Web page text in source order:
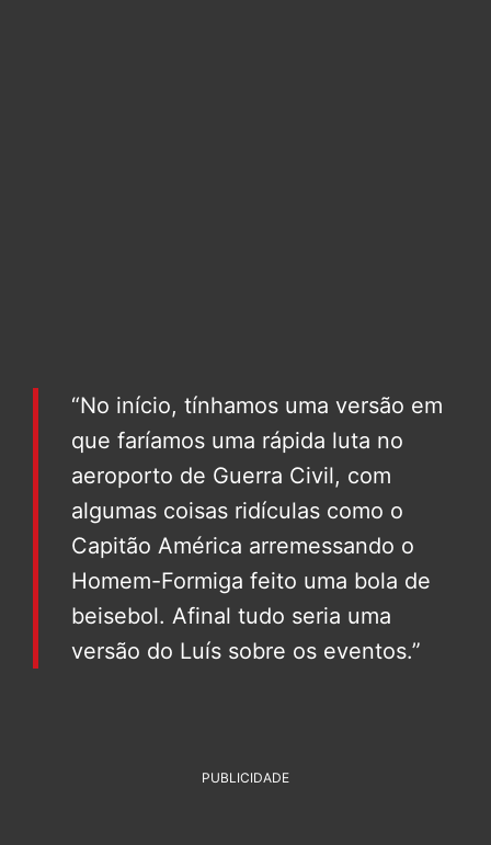
“No início, tínhamos uma versão em
que faríamos uma rápida luta no
aeroporto de Guerra Civil, com
algumas coisas ridículas como o
Capitão América arremessando o
Homem-Formiga feito uma bola de
beisebol. Afinal tudo seria uma
versão do Luís sobre os eventos.”
PUBLICIDADE